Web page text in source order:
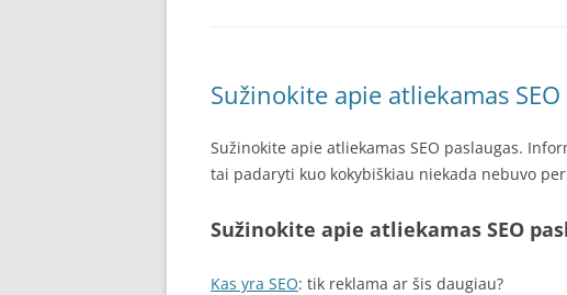
Sužinokite apie atliekamas
Sužinokite apie atliekamas SEO paslaugas.
tai padaryti kuo kokybiškiau niekada nebuvo
Sužinokite apie atliekamas SEO
Kas yra SEO: tik reklama ar šis daugiau?